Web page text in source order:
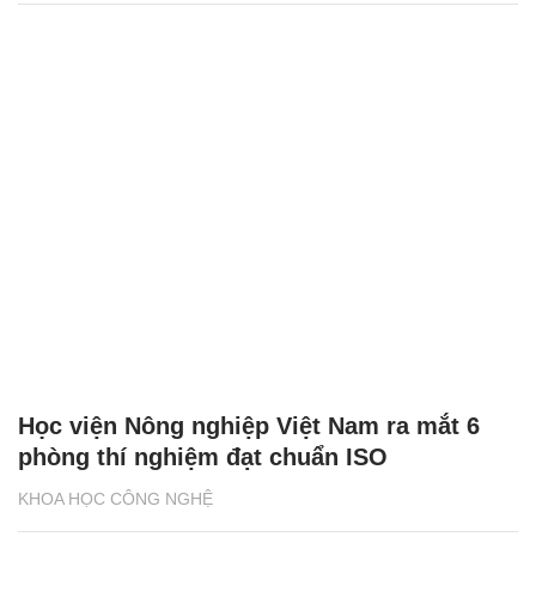
KHOA HỌC CÔNG NGHỆ
Học viện Nông nghiệp Việt Nam ra mắt 6
phòng thí nghiệm đạt chuẩn ISO